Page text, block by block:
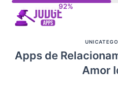
Apps de
Amor